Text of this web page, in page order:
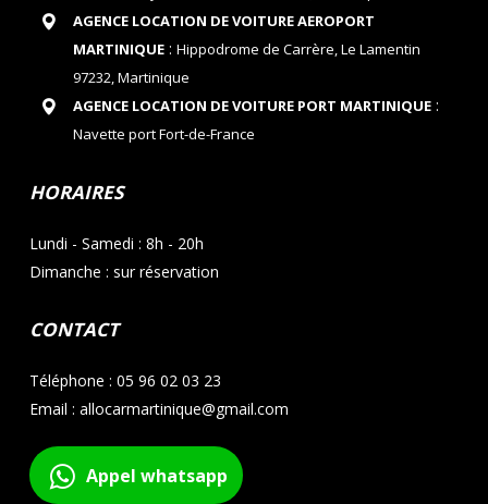
AGENCE LOCATION DE VOITURE AEROPORT
MARTINIQUE: Hippodrome de Carrère, Le Lamentin
97232, Martinique
AGENCE LOCATION DE VOITURE PORT MARTINIQUE:
Navette port Fort-de-France
HORAIRES
Lundi - Samedi : 8h - 20h
Dimanche : sur réservation
CONTACT
Téléphone : 05 96 02 03 23
Email : allocarmartinique@gmail.com
Appel whatsapp